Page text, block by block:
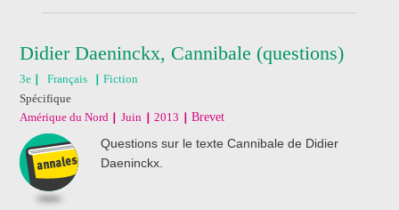
Didier Daeninckx, Cannibale (questions)
3e Français
Fiction
Spécifique
Amérique du Nord
Juin 2013 Brevet
Questions sur le texte Cannibale de Didier
Daeninckx.